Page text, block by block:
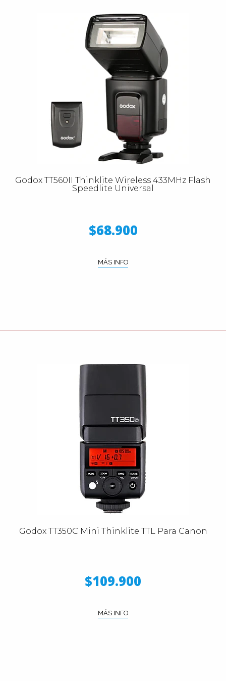
Godox TT560II Thinklite Wireless 433MHz Flash
Speedlite Universal
$68.900
MÁS INFO
Godox TT350C Mini Thinklite TTL Para Canon
$109.900
MÁS INFO